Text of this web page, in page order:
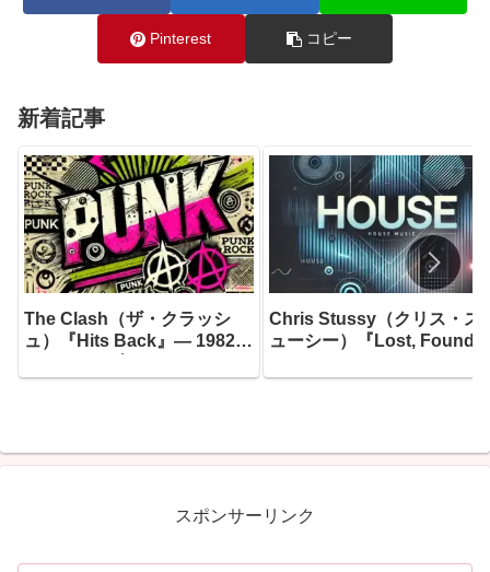
Pinterest コピー
新着記事
The Clash（ザ・クラッシ
ュ）『Hits Back』― 1982年
ェアディールのステージに立
年の時を超えて蘇った
Chris Stussy（クリス・ス
ューシー）『Lost, Found
ダムのアンダーグラウンド
旅路に散らばった「未完の
せた
スポンサーリンク